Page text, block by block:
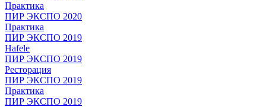
Практика
ПИР ЭКСПО 2020
Практика
ПИР ЭКСПО 2019
Hafele
ПИР ЭКСПО 2019
Ресторация
ПИР ЭКСПО 2019
Практика
ПИР ЭКСПО 2019